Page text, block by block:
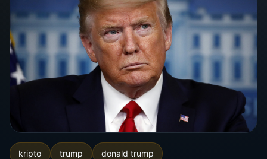
kripto trump donald trump